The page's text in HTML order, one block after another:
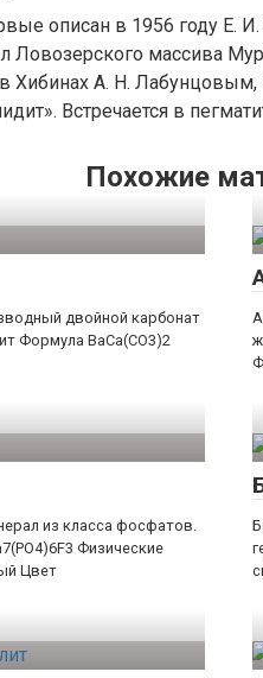
описан в 1956 году Е.
Ловозерского массива
Хибинах А. Н.
Встречается в
Похожие
двойной карбонат
Формула BaCa(CO3)2
из класса фосфатов.
Физические
Цвет